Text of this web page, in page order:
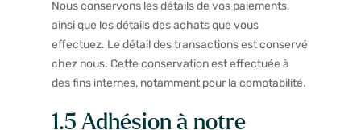
Nous conservons les détails de vos paiements,
ainsi que les détails des achats que vous
effectuez. Le détail des transactions est conservé
chez nous. Cette conservation est effectuée à
des fins internes, notamment pour la comptabilité.
1.5 Adhésion à notre